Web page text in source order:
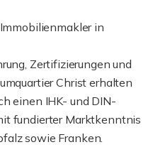
in
Zertifizierungen und
Christ erhalten
einen IHK- und DIN-
fundierter Marktkenntnis
sowie Franken.